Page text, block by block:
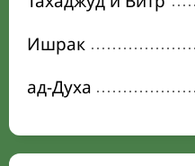
Ишрак
ад-Духа